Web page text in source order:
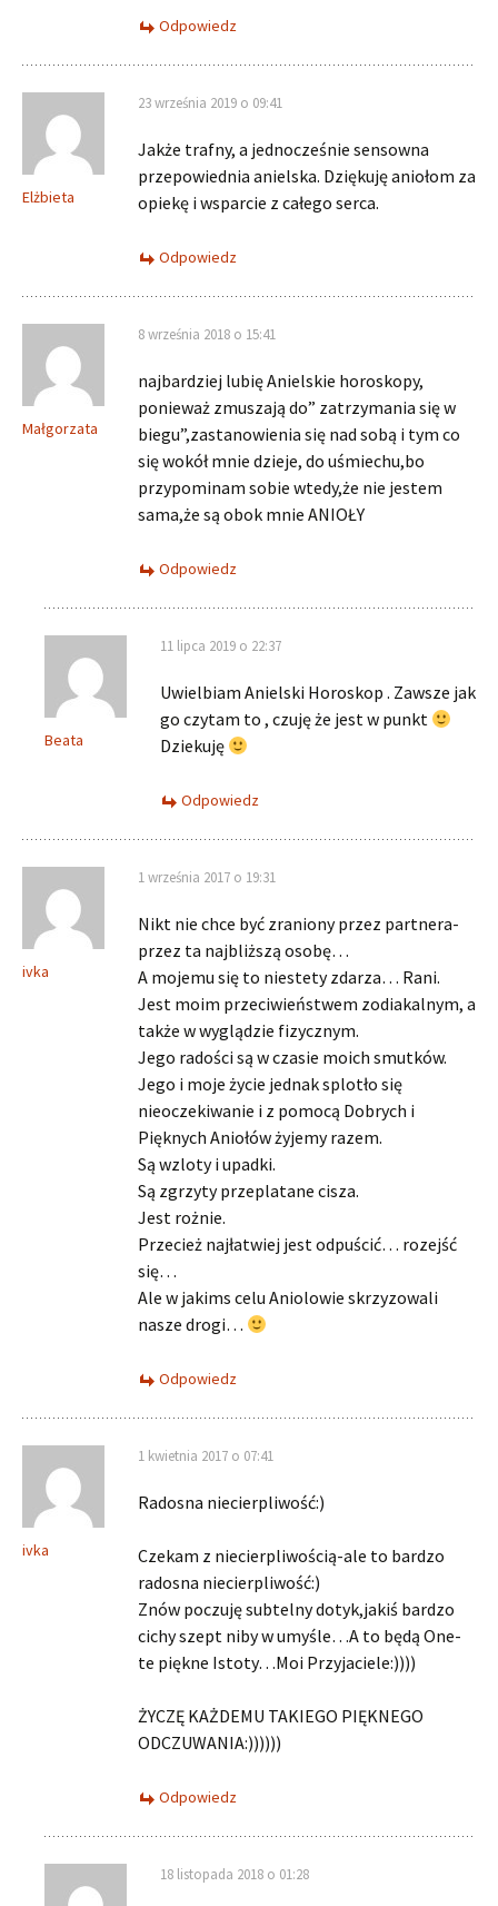
Odpowiedz
Elżbieta
23 września 2019 o 09:41
Jakże trafny, a jednocześnie sensowna
przepowiednia anielska. Dziękuję aniołom za
opiekę i wsparcie z całego serca.
Odpowiedz
Małgorzata
8 września 2018 o 15:41
najbardziej lubię Anielskie horoskopy,
ponieważ zmuszają do” zatrzymania się w
biegu”,zastanowienia się nad sobą i tym co
się wokół mnie dzieje, do uśmiechu,bo
przypominam sobie wtedy,że nie jestem
sama,że są obok mnie ANIOŁY
Odpowiedz
Beata
11 lipca 2019 o 22:37
Uwielbiam Anielski Horoskop . Zawsze jak
go czytam to , czuję że jest w punkt
Dziekuję
Odpowiedz
ivka
1 września 2017 o 19:31
Nikt nie chce być zraniony przez partnera-
przez ta najbliższą osobę…
A mojemu się to niestety zdarza… Rani.
Jest moim przeciwieństwem zodiakalnym, a
także w wyglądzie fizycznym.
Jego radości są w czasie moich smutków.
Jego i moje życie jednak splotło się
nieoczekiwanie i z pomocą Dobrych i
Pięknych Aniołów żyjemy razem.
Są wzloty i upadki.
Są zgrzyty przeplatane cisza.
Jest rożnie.
Przecież najłatwiej jest odpuścić… rozejść
się…
Ale w jakims celu Aniolowie skrzyzowali
nasze drogi…
Odpowiedz
ivka
1 kwietnia 2017 o 07:41
Radosna niecierpliwość:)
Czekam z niecierpliwością-ale to bardzo
radosna niecierpliwość:)
Znów poczuję subtelny dotyk,jakiś bardzo
cichy szept niby w umyśle…A to będą One-
te piękne Istoty…Moi Przyjaciele:))))
ŻYCZĘ KAŻDEMU TAKIEGO PIĘKNEGO
ODCZUWANIA:))))))
Odpowiedz
18 listopada 2018 o 01:28